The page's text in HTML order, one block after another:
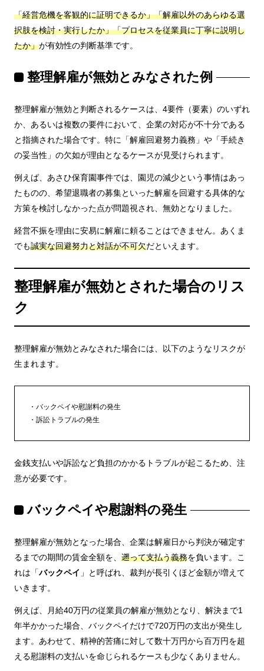
「経営危機を客観的に証明できるか」「解雇以外のあらゆる選
択肢を検討・実行したか」「プロセスを従業員に丁寧に説明し
たか」が有効性の判断基準です。
整理解雇が無効とみなされた例
整理解雇が無効と判断されるケースは、4要件（要素）のいずれ
か、あるいは複数の要件において、企業の対応が不十分である
と指摘された場合です。特に「解雇回避努力義務」や「手続き
の妥当性」の欠如が理由となるケースが見受けられます。
例えば、あさひ保育園事件では、園児の減少という事情はあっ
たものの、希望退職者の募集といった解雇を回避する具体的な
方策を検討しなかった点が問題視され、無効となりました。
経営不振を理由に安易に解雇に頼ることはできません。あくま
でも誠実な回避努力と対話が不可欠だといえます。
整理解雇が無効とされた場合のリス
ク
整理解雇が無効とみなされた場合には、以下のようなリスクが
生まれます。
バックペイや慰謝料の発生
訴訟トラブルの発生
金銭支払いや訴訟など負担のかかるトラブルが起こるため、注
意が必要です。
バックペイや慰謝料の発生
整理解雇が無効となった場合、企業は解雇日から判決が確定す
るまでの期間の賃金全額を、 遡って支払う義務を負います。こ
れは「バックペイ 」と呼ばれ、裁判が長引くほど金額が増えて
いきます。
例えば、月給40万円の従業員の解雇が無効となり、解決まで1
年半かかった場合、バックペイだけで720万円の支出が発生し
ます。あわせて、精神的苦痛に対して数十万円から百万円を超
える慰謝料の支払いを命じられるケースも少なくありません。